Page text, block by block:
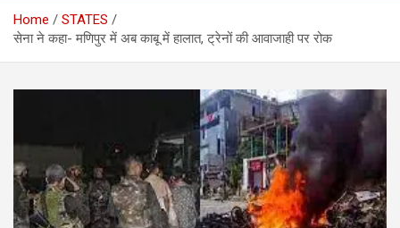
Home
STATES
सेना ने कहा- मणिपुर में अब काबू में हालात, ट्रेनों की आवाजाही पर रोक